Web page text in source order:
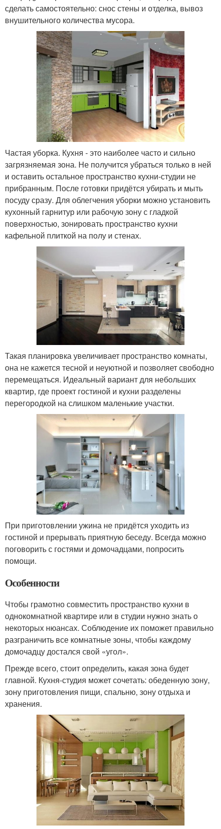
сделать самостоятельно: снос стены и отделка, вывоз
внушительного количества мусора.
Частая уборка. Кухня - это наиболее часто и сильно
загрязняемая зона. Не получится убраться только в ней
и оставить остальное пространство кухни-студии не
прибранным. После готовки придётся убирать и мыть
посуду сразу. Для облегчения уборки можно установить
кухонный гарнитур или рабочую зону с гладкой
поверхностью, зонировать пространство кухни
кафельной плиткой на полу и стенах.
Такая планировка увеличивает пространство комнаты,
она не кажется тесной и неуютной и позволяет свободно
перемещаться. Идеальный вариант для небольших
квартир, где проект гостиной и кухни разделены
перегородкой на слишком маленькие участки.
При приготовлении ужина не придётся уходить из
гостиной и прерывать приятную беседу. Всегда можно
поговорить с гостями и домочадцами, попросить
помощи.
Особенности
Чтобы грамотно совместить пространство кухни в
однокомнатной квартире или в студии нужно знать о
некоторых нюансах. Соблюдение их поможет правильно
разграничить все комнатные зоны, чтобы каждому
домочадцу достался свой «угол».
Прежде всего, стоит определить, какая зона будет
главной. Кухня-студия может сочетать: обеденную зону,
зону приготовления пищи, спальню, зону отдыха и
хранения.